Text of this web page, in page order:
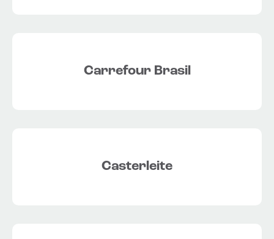
Carrefour Brasil
Casterleite